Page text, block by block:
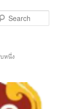
หนึ่ง